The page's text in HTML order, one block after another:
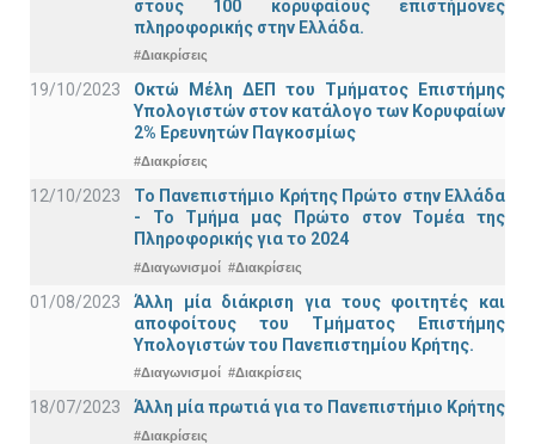
στους 100 κορυφαίους επιστήμονες
πληροφορικής στην Ελλάδα.
#Διακρίσεις
19/10/2023
Οκτώ Μέλη ΔΕΠ του Τμήματος Επιστήμης
Υπολογιστών στον κατάλογο των Κορυφαίων
2% Ερευνητών Παγκοσμίως
#Διακρίσεις
12/10/2023
Το Πανεπιστήμιο Κρήτης Πρώτο στην Ελλάδα
- Το Τμήμα μας Πρώτο στον Τομέα της
Πληροφορικής για το 2024
#Διαγωνισμοί #Διακρίσεις
01/08/2023
Άλλη μία διάκριση για τους φοιτητές και
αποφοίτους του Τμήματος Επιστήμης
Υπολογιστών του Πανεπιστημίου Κρήτης.
#Διαγωνισμοί #Διακρίσεις
18/07/2023 Άλλη μία πρωτιά για το Πανεπιστήμιο Κρήτης
#Διακρίσεις